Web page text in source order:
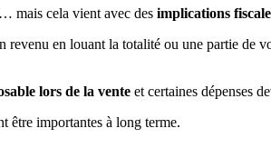
mais cela vient avec des implications
revenu en louant la totalité ou une partie de
lors de la vente et certaines dépenses
être importantes à long terme.